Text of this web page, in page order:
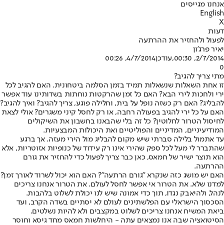
אנחנו מגייסים
English
X
דעות
לפעול ולהחזיר את ההרתעה
יאיר פרג'ון
2/7/2014, 00:30
,עודכן4/7/2014, 00:26
0
מתי צריך להגיב?
זו אחת השאלות שנשאלות תמיד בזמן הסלמה ביטחונית. האם להגיב לכל
ירי ולחכות לירי הבא? האם כל זמן שהרקטות נוחתות בשדותינו עוד אפשר
להבליג? האם רק כשזה נופל על בית, וחלילה פוגע, צריך להגיב? ואיך להגיב?
האם על כל ירי להגיב בפעולה רחבה, או רק לחסל קיני משגרים? אולי לצאת
לחיסול הטרור לחלוטין? כל זה בלי שהבאנו בחשבון את השיקולים
המודיעיניים, המדיניים והפוליטיים ואת היכולות המבצעיות.
עד אתמול בלילה סברתי שיש מקום להבליג מול הירי מעזה. אך ברגע
שהתברר לי מעל לכל ספק שהירי אינו רק עידוד של כנופיות אזוטריות, אלא
הוא תוצר ישיר של חמאס, כאן כבר צריך לפעול כדי להחזיר את גורם
ההרתעה.
האם יש מושג כזה שנקרא "גורם הרתעה"? האם הוא יכול לשרוד לאורך זמן?
למדנו שלא. את הטרור אי אפשר לחסל לעולם. את הטרור אנחנו צריכים
לנהל, ולהיאבק נגדו, תוך כדי אמונה שיש לנו יכולת לשלוט בלהבות.
הסכסוך הישראלי עם הפלשתינים לעולם לא יסתיים בשדה הקרב, ועד
ביאת המשיח אנחנו צריכים לשלוט במקצבים ולא להיות נשלטים.
הסיטואציה שבה אנו נמצאים עתה - היחלשות חמאס מחד גיסא וחוסר